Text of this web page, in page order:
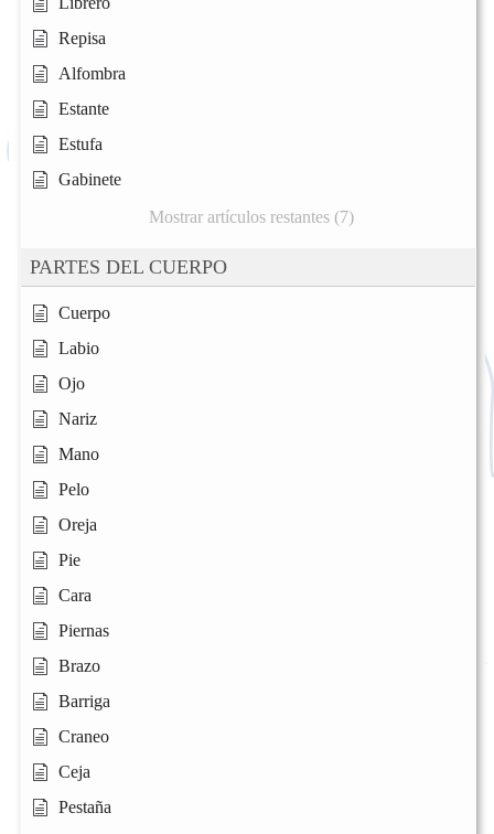
Repisa
Alfombra
Estante
Estufa
Gabinete
Mostrar artículos restantes (7)
PARTES DEL CUERPO
Cuerpo
Labio
Ojo
Nariz
Mano
Pelo
Oreja
Pie
Cara
Piernas
Brazo
Barriga
Craneo
Ceja
Pestaña